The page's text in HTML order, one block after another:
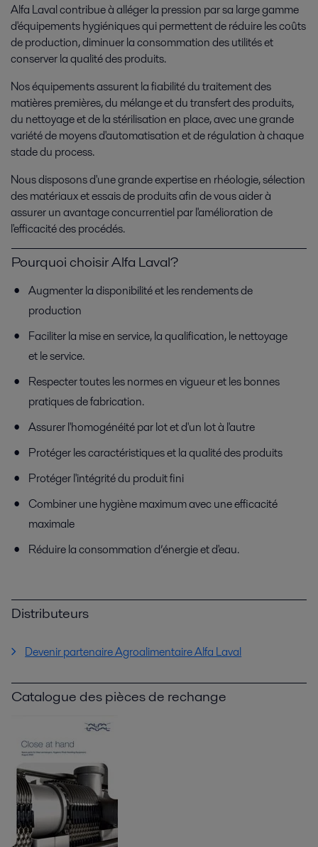
Alfa Laval contribue à alléger la pression par sa large gamme
d'équipements hygiéniques qui permettent de réduire les coûts
de production, diminuer la consommation des utilités et
conserver la qualité des produits.
Nos équipements assurent la fiabilité du traitement des
matières premières, du mélange et du transfert des produits,
du nettoyage et de la stérilisation en place, avec une grande
variété de moyens d'automatisation et de régulation à chaque
stade du process.
Nous disposons d'une grande expertise en rhéologie, sélection
des matériaux et essais de produits afin de vous aider à
assurer un avantage concurrentiel par l'amélioration de
l'efficacité des procédés.
Pourquoi choisir Alfa Laval?
Augmenter la disponibilité et les rendements de
production
Faciliter la mise en service, la qualification, le nettoyage
et le service.
Respecter toutes les normes en vigueur et les bonnes
pratiques de fabrication.
Assurer l'homogénéité par lot et d'un lot à l'autre
Protéger les caractéristiques et la qualité des produits
Protéger l'intégrité du produit fini
Combiner une hygiène maximum avec une efficacité
maximale
Réduire la consommation d’énergie et d'eau.
Distributeurs
Devenir partenaire Agroalimentaire Alfa Laval
Catalogue des pièces de rechange